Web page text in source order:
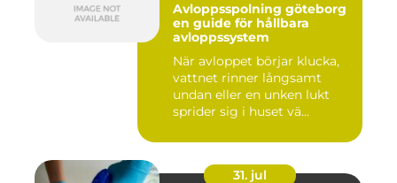
Avloppsspolning göteborg
en guide för hållbara
avloppssystem
När avloppet börjar klucka,
vattnet rinner långsamt
undan eller en unken lukt
sprider sig i huset vä...
31. jul